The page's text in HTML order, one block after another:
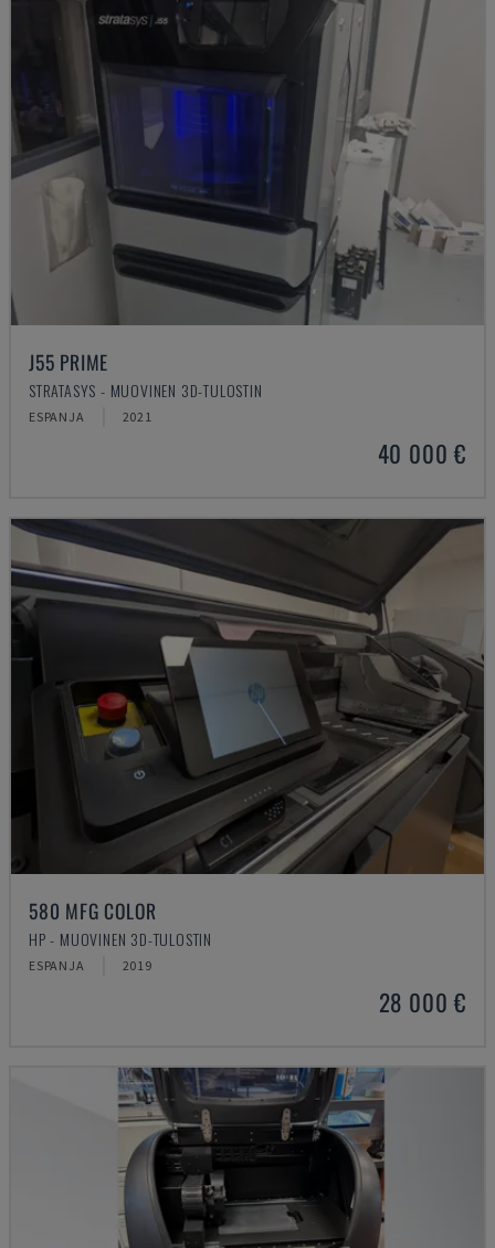
J55 PRIME
STRATASYS - MUOVINEN 3D-TULOSTIN
ESPANJA 2021
40 000 €
580 MFG COLOR
HP - MUOVINEN 3D-TULOSTIN
ESPANJA 2019
28 000 €